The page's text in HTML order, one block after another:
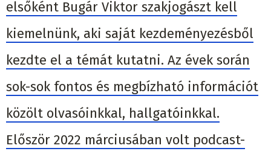
elsőként Bugár Viktor szakjogászt kell
kiemelnünk, aki saját kezdeményezésből
kezdte el a témát kutatni. Az évek során
sok-sok fontos és megbízható információt
közölt olvasóinkkal, hallgatóinkkal.
Először 2022 márciusában volt podcast-